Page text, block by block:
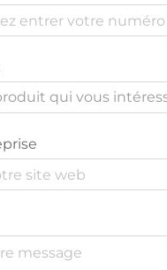
qui vous